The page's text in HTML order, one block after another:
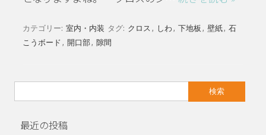
カテゴリー: 室内・内装 タグ: クロス , しわ , 下地板 , 壁紙, 石
こうボード , 開口部, 隙間
索:
最近の投稿